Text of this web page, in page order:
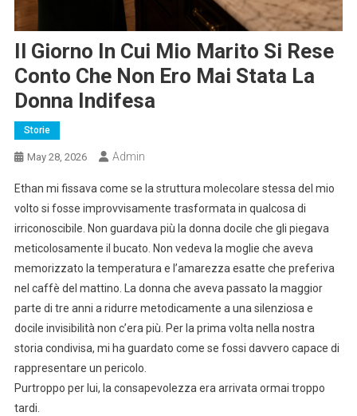
Il Giorno In Cui Mio Marito Si Rese
Conto Che Non Ero Mai Stata La
Donna Indifesa
Storie
May 28, 2026 Admin
Ethan mi fissava come se la struttura molecolare stessa del mio
volto si fosse improvvisamente trasformata in qualcosa di
irriconoscibile. Non guardava più la donna docile che gli piegava
meticolosamente il bucato. Non vedeva la moglie che aveva
memorizzato la temperatura e l’amarezza esatte che preferiva
nel caffè del mattino. La donna che aveva passato la maggior
parte di tre anni a ridurre metodicamente a una silenziosa e
docile invisibilità non c’era più. Per la prima volta nella nostra
storia condivisa, mi ha guardato come se fossi davvero capace di
rappresentare un pericolo.
Purtroppo per lui, la consapevolezza era arrivata ormai troppo
tardi.